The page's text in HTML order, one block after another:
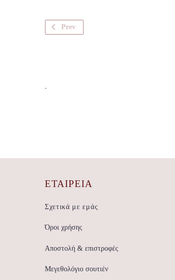
Prev
.
ΕΤΑΙΡΕΊΑ
Σχετικά με εμάς
Όροι χρήσης
Αποστολή & επιστροφές
Μεγεθολόγιο σουτιέν